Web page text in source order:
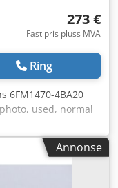
273 €
Fast pris pluss MVA
Ring
6FM1470-4BA20
used, normal
Ed Hrehbsa
Annonse